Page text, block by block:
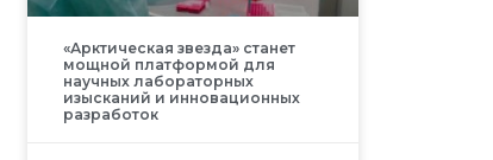
«Арктическая звезда» станет
мощной платформой для
научных лабораторных
изысканий и инновационных
разработок